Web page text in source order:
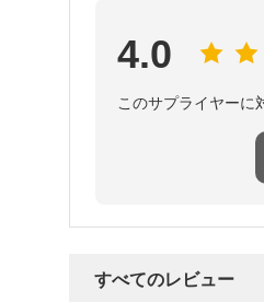
4.0
このサプライヤーに
すべてのレビュー